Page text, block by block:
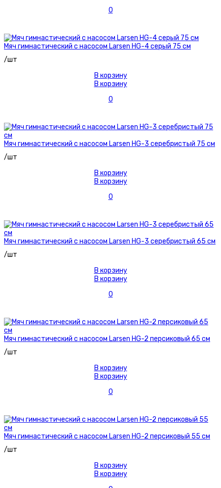
0
Мяч гимнастический с насосом Larsen HG-4 серый 75 см
/шт
В корзину
В корзину
0
Мяч гимнастический с насосом Larsen HG-3 серебристый 75 см
/шт
В корзину
В корзину
0
Мяч гимнастический с насосом Larsen HG-3 серебристый 65 см
/шт
В корзину
В корзину
0
Мяч гимнастический с насосом Larsen HG-2 персиковый 65 см
/шт
В корзину
В корзину
0
Мяч гимнастический с насосом Larsen HG-2 персиковый 55 см
/шт
В корзину
В корзину